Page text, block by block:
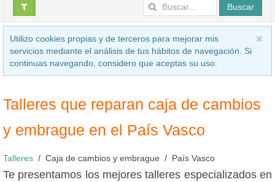
Buscar
Utilizo cookies propias y de terceros para mejorar mis
servicios mediante el análisis de tus hábitos de navegación. Si
continuas navegando, considero que aceptas su uso.
Talleres que reparan caja de cambios
y embrague en el País Vasco
Talleres Caja de cambios y embrague País Vasco
Te presentamos los mejores talleres especializados en